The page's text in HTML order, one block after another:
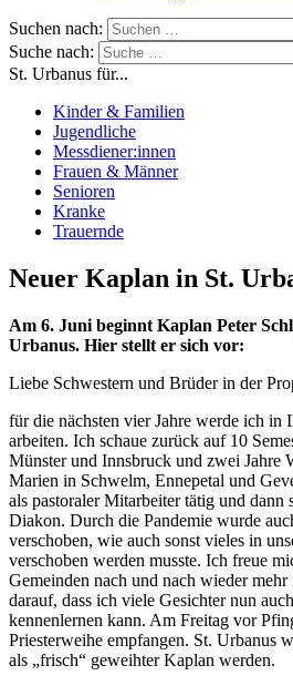
Suchen nach:
Suche nach:
St. Urbanus für...
Kinder & Familien
Jugendliche
Messdiener:innen
Frauen & Männer
Senioren
Kranke
Trauernde
Neuer Kaplan in St.
Am 6. Juni beginnt Kaplan Peter
Urbanus. Hier stellt er sich vor:
Liebe Schwestern und Brüder in der
für die nächsten vier Jahre werde ich in
arbeiten. Ich schaue zurück auf 10
Münster und Innsbruck und zwei Jahre
Marien in Schwelm, Ennepetal und
als pastoraler Mitarbeiter tätig und dann
Diakon. Durch die Pandemie wurde
verschoben, wie auch sonst vieles in
verschoben werden musste. Ich freue
Gemeinden nach und nach wieder
darauf, dass ich viele Gesichter nun
kennenlernen kann. Am Freitag vor
Priesterweihe empfangen. St. Urbanus
als „frisch“ geweihter Kaplan werden.